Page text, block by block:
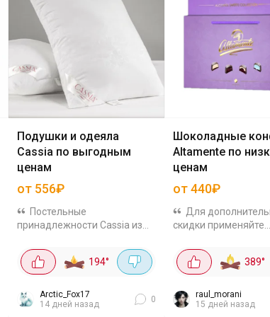
Подушки и одеяла
Cassia по выгодным
ценам
от 556₽
Постельные
принадлежности Cassia из
материалов, все изделия
мягкие и дышащие. Вот
Подушка бамбуковое
волокно, 50×70 см за 591₽ с...
194°
Arctic_Fox17
14 дней назад
0
Шоколадные
Altamente по
ценам
от 440₽
Для
скидки применяйте
выгодой можно
шоколадные
упаковках: В лиловой
подарочной
389°
raul_morani
15 дней назад